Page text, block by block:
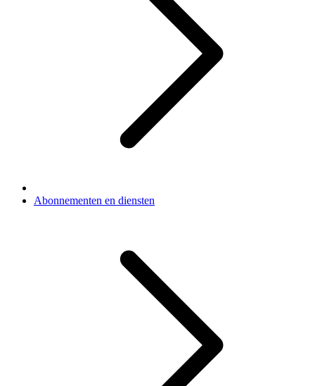
Abonnementen en diensten